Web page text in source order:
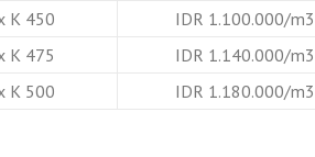
K 450 IDR 1.100.000/m3
K 475 IDR 1.140.000/m3
K 500 IDR 1.180.000/m3